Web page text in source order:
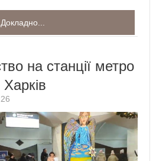
Докладно...
на станції метро
Харків